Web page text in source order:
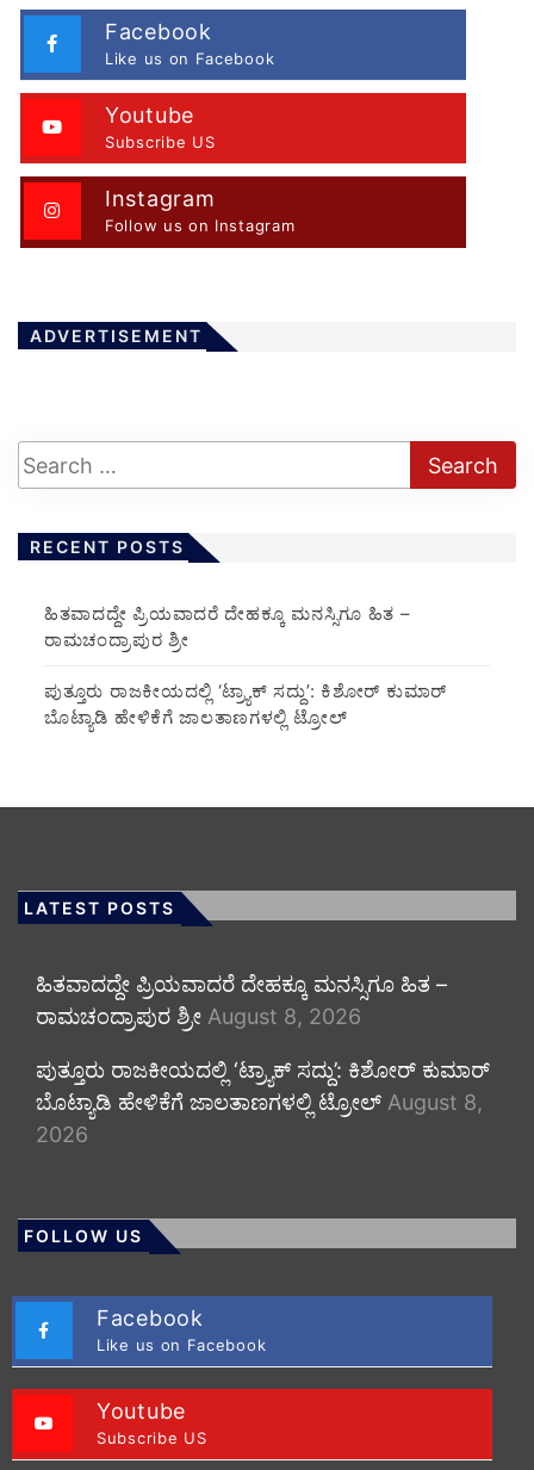
Facebook
Like us on Facebook
Youtube
Subscribe US
Instagram
Follow us on Instagram
ADVERTISEMENT
RECENT POSTS
ಹಿತವಾದದ್ದೇ ಪ್ರಿಯವಾದರೆ ದೇಹಕ್ಕೂ ಮನಸ್ಸಿಗೂ ಹಿತ –
ರಾಮಚಂದ್ರಾಪುರ ಶ್ರೀ
ಪುತ್ತೂರು ರಾಜಕೀಯದಲ್ಲಿ ‘ಟ್ರ್ಯಾಕ್ ಸದ್ದು’: ಕಿಶೋರ್ ಕುಮಾರ್
ಬೊಟ್ಯಾಡಿ ಹೇಳಿಕೆಗೆ ಜಾಲತಾಣಗಳಲ್ಲಿ ಟ್ರೋಲ್
LATEST POSTS
ಹಿತವಾದದ್ದೇ ಪ್ರಿಯವಾದರೆ ದೇಹಕ್ಕೂ ಮನಸ್ಸಿಗೂ ಹಿತ –
ರಾಮಚಂದ್ರಾಪುರ ಶ್ರೀ August 8, 2026
ಪುತ್ತೂರು ರಾಜಕೀಯದಲ್ಲಿ ‘ಟ್ರ್ಯಾಕ್ ಸದ್ದು’: ಕಿಶೋರ್ ಕುಮಾರ್
ಬೊಟ್ಯಾಡಿ ಹೇಳಿಕೆಗೆ ಜಾಲತಾಣಗಳಲ್ಲಿ ಟ್ರೋಲ್ August 8,
2026
FOLLOW US
Facebook
Like us on Facebook
Youtube
Subscribe US